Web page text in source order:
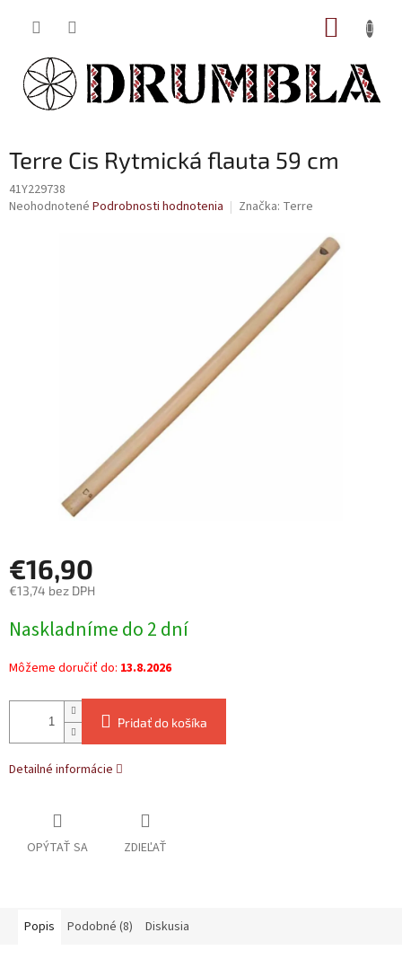
Terre Cis Rytmická flauta 59 cm
41Y229738
Priemerné
Neohodnotené Podrobnosti hodnotenia Značka: Terre
€16,90
€13,74 bez DPH
cena:
Naskladníme do 2 dní
Môžeme doručiť do: 13.8.2026
Pridať do košíka
Detailné informácie
OPÝTAŤ SA ZDIEĽAŤ
Popis Podobné (8) Diskusia